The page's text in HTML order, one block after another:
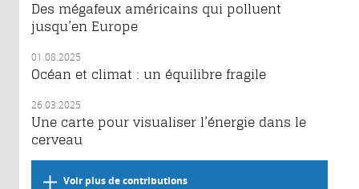
Des mégafeux américains qui polluent
jusqu’en Europe
01.08.2025
Océan et climat : un équilibre fragile
26.03.2025
Une carte pour visualiser l’énergie dans le
cerveau
Voir plus de contributions